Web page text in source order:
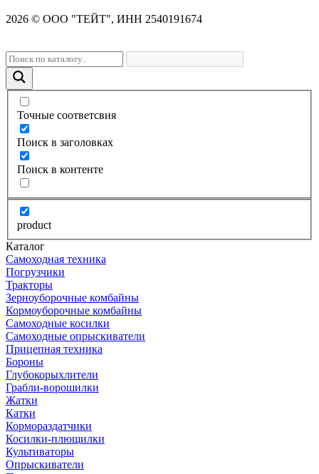
2026 © OOO "ТЕЙТ", ИНН 2540191674
Точные соответсвия
Поиск в заголовках
Поиск в контенте
product
Каталог
Самоходная техника
Погрузчики
Тракторы
Зерноуборочные комбайны
Кормоуборочные комбайны
Самоходные косилки
Самоходные опрыскиватели
Прицепная техника
Бороны
Глубокорыхлители
Грабли-ворошилки
Жатки
Катки
Кормораздатчики
Косилки-плющилки
Культиваторы
Опрыскиватели